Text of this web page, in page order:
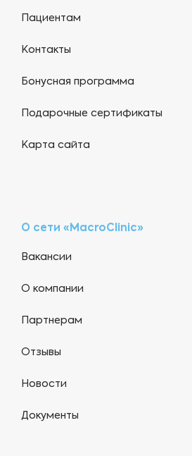
Пациентам
Контакты
Бонусная программа
Подарочные сертификаты
Карта сайта
О сети «MacroClinic»
Вакансии
О компании
Партнерам
Отзывы
Новости
Документы